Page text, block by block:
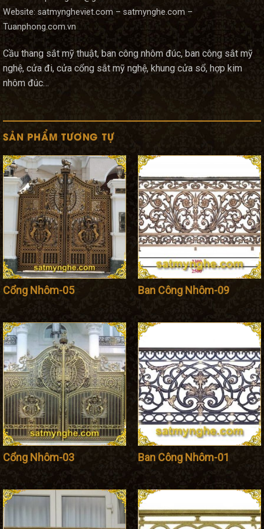
Website: satmyngheviet.com – satmynghe.com –
Tuanphong.com.vn
Cầu thang sắt mỹ thuật, ban công nhôm đúc, ban công sắt mỹ
nghệ, cửa đi, cửa cổng sắt mỹ nghệ, khung cửa sổ, hợp kim
nhôm đúc…
SẢN PHẨM TƯƠNG TỰ
Cổng Nhôm-05 Ban Công Nhôm-09
Cổng Nhôm-03 Ban Công Nhôm-01